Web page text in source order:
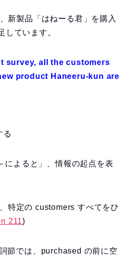
新製品「はねーる君」を購入
しています。
survey, all the customers
product Haneeru-kun are
る
によると」、情報の起点を表
特定の customers すべてをひ
211)
節では、purchased の前に空